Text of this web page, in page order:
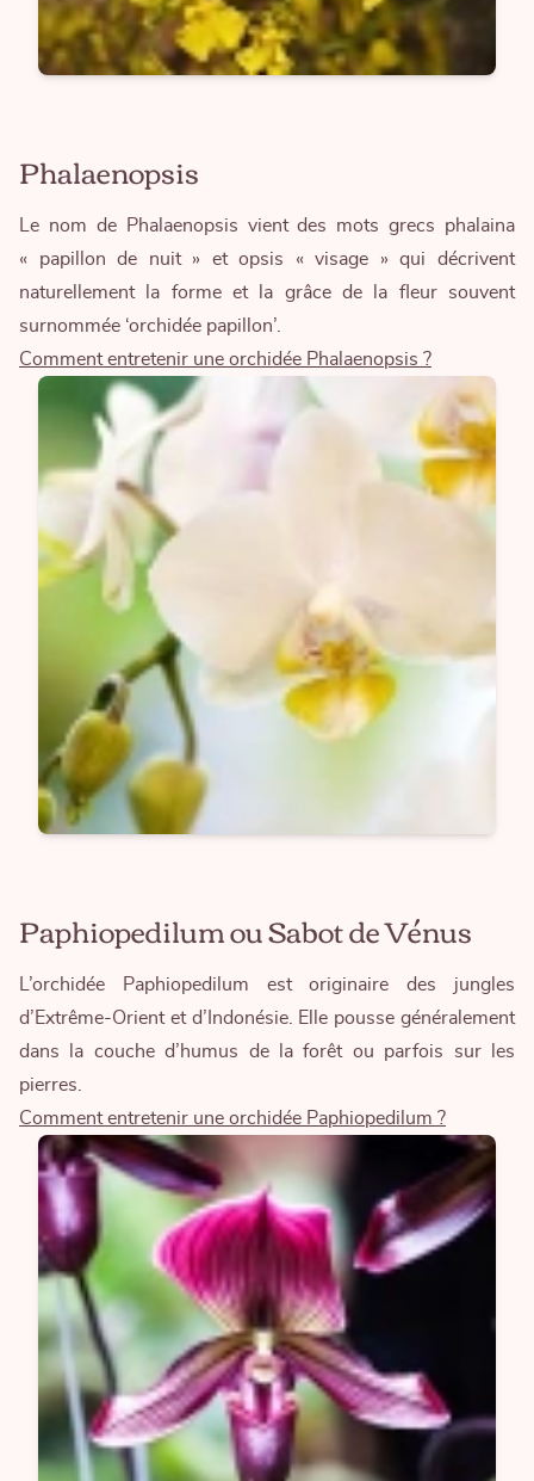
Phalaenopsis
Le nom de Phalaenopsis vient des mots grecs phalaina
« papillon de nuit » et opsis « visage » qui décrivent
naturellement la forme et la grâce de la fleur souvent
surnommée ‘orchidée papillon’.
Comment entretenir une orchidée Phalaenopsis ?
Paphiopedilum ou Sabot de Vénus
L’orchidée Paphiopedilum est originaire des jungles
d’Extrême-Orient et d’Indonésie. Elle pousse généralement
dans la couche d’humus de la forêt ou parfois sur les
pierres.
Comment entretenir une orchidée Paphiopedilum ?